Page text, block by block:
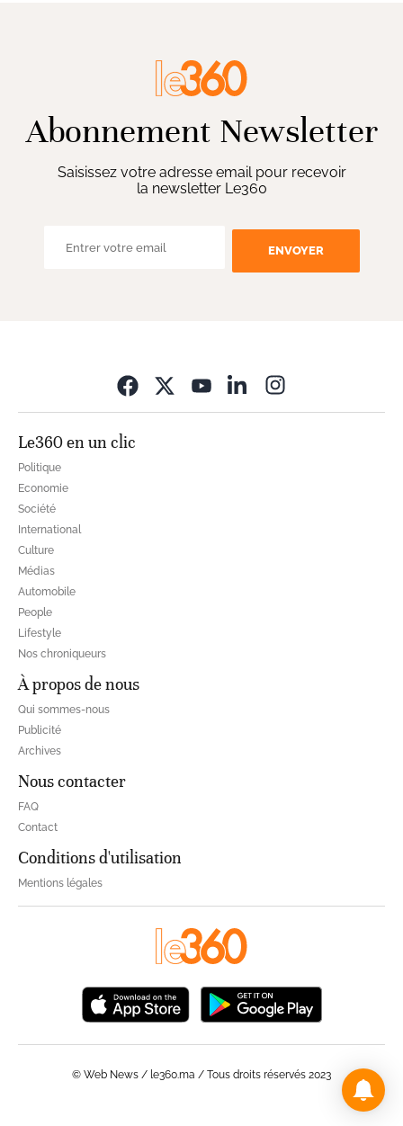
Abonnement Newsletter
Saisissez votre adresse email pour recevoir
la newsletter Le360
ENVOYER
Le360 en un clic
Politique
Economie
Société
International
Culture
Médias
Automobile
People
Lifestyle
Nos chroniqueurs
À propos de nous
Qui sommes-nous
Publicité
Archives
Nous contacter
FAQ
Contact
Conditions d'utilisation
Mentions légales
© Web News / le360.ma / Tous droits réservés 2023